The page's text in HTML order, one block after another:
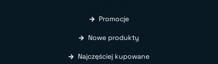
Promocje
Nowe produkty
Najczęściej kupowane